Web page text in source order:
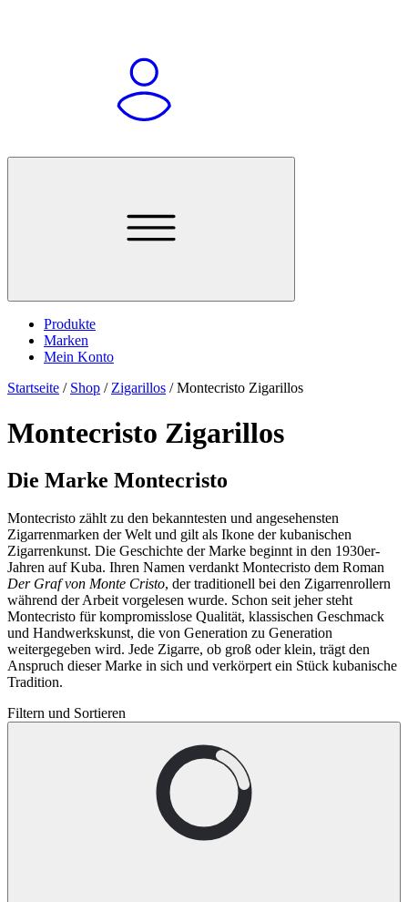
Produkte
Marken
Mein Konto
Startseite / Shop / Zigarillos /Montecristo Zigarillos
Montecristo Zigarillos
Die Marke Montecristo
Montecristo zählt zu den bekanntesten und angesehensten
Zigarrenmarken der Welt und gilt als Ikone der kubanischen
Zigarrenkunst. Die Geschichte der Marke beginnt in den 1930er-
Jahren auf Kuba. Ihren Namen verdankt Montecristo dem Roman
Der Graf von Monte Cristo, der traditionell bei den Zigarrenrollern
während der Arbeit vorgelesen wurde. Schon seit jeher steht
Montecristo für kompromisslose Qualität, klassischen Geschmack
und Handwerkskunst, die von Generation zu Generation
weitergegeben wird. Jede Zigarre, ob groß oder klein, trägt den
Anspruch dieser Marke in sich und verkörpert ein Stück kubanische
Tradition.
Filtern und Sortieren